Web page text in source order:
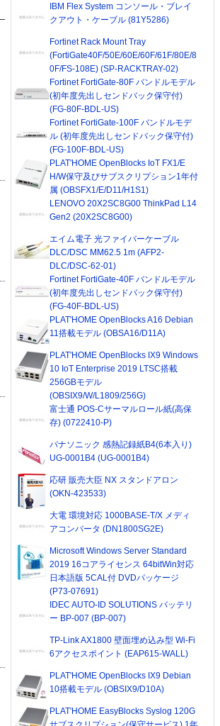
IBM Flex System コンソール・ブレイ
クアウト・ケーブル (81Y5286)
Fortinet Rack Mount Tray
(FortiGate40F/50E/60E/60F/61F/80E/8
0F/FS-108E) (SP-RACKTRAY-02)
Fortinet FortiGate-80F バンドルモデル
(初年度先出しセンドバック保守付)
(FG-80F-BDL-US)
Fortinet FortiGate-100F バンドルモデ
ル (初年度先出しセンドバック保守付)
(FG-100F-BDL-US)
PLAT'HOME OpenBlocks IoT FX1/E
H/W保守及びサブスクリプション1年付
属 (OBSFX1/E/D11/H1S1)
LENOVO 20X2SC8G00 ThinkPad L14
Gen2 (20X2SC8G00)
エイム電子 光ファイバーケーブル
DLC/DSC MM62.5 1m (AFP2-
DLC/DSC-62-01)
Fortinet FortiGate-40F バンドルモデル
(初年度先出しセンドバック保守付)
(FG-40F-BDL-US)
PLAT'HOME OpenBlocks A16 Debian
11搭載モデル (OBSA16/D11A)
PLAT'HOME OpenBlocks IX9 Windows
10 IoT Enterprise 2019 LTSC搭載
256GBモデル
(OBSIX9/W/L1809/256G)
富士通 POS-Cサーマルロール紙(高保
存) (0722410-P)
パナソニック 感熱記録紙B4(6本入り)
UG-0001B4 (UG-0001B4)
応研 販売大臣 NX スタンドアロン
(OKN-423533)
大電 環境対応 1000BASE-T/X メディ
アコンバータ (DN1800SG2E)
Microsoft Windows Server Standard
2019 16コアライセンス 64bitWin対応
日本語版 5CAL付 DVDパッケージ
(P73-07691)
IDEC AUTO-ID SOLUTIONS バッテリ
ー BP-007 (BP-007)
TP-Link AX1800 壁面埋め込み型 Wi-Fi
6アクセスポイント (EAP615-WALL)
PLAT'HOME OpenBlocks IX9 Debian
10搭載モデル (OBSIX9/D10A)
PLAT'HOME EasyBlocks Syslog 120G